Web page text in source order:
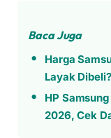
Baca Juga
Harga
Layak Dibeli?
HP
2026, Cek